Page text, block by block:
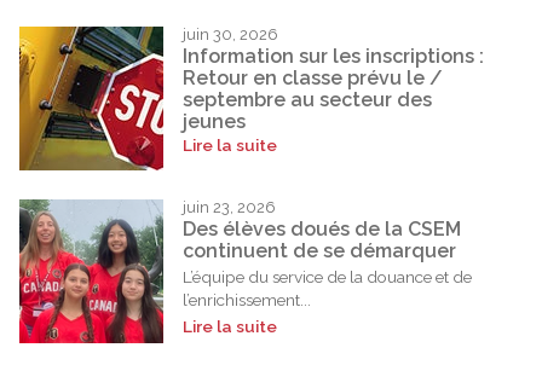
juin 30, 2026
Information sur les inscriptions :
Retour en classe prévu le /
septembre au secteur des
jeunes
Lire la suite
juin 23, 2026
Des élèves doués de la CSEM
continuent de se démarquer
L’équipe du service de la douance et de
l’enrichissement...
Lire la suite